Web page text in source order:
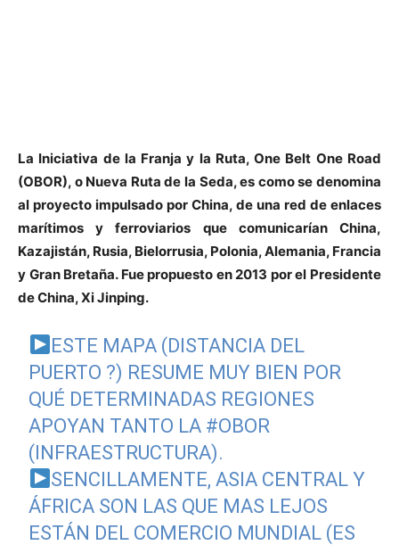
La Iniciativa de la Franja y la Ruta, One Belt One Road
(OBOR), o Nueva Ruta de la Seda, es como se denomina
al proyecto impulsado por China, de una red de enlaces
marítimos y ferroviarios que comunicarían China,
Kazajistán, Rusia, Bielorrusia, Polonia, Alemania, Francia
y Gran Bretaña. Fue propuesto en 2013 por el Presidente
de China, Xi Jinping.
ESTE MAPA (DISTANCIA DEL
PUERTO ?) RESUME MUY BIEN POR
QUÉ DETERMINADAS REGIONES
APOYAN TANTO LA #OBOR
(INFRAESTRUCTURA).
SENCILLAMENTE, ASIA CENTRAL Y
ÁFRICA SON LAS QUE MAS LEJOS
ESTÁN DEL COMERCIO MUNDIAL (ES